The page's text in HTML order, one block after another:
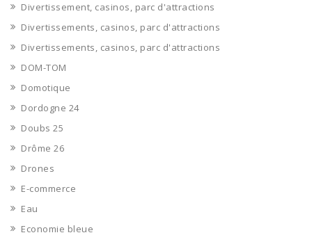
Divertissement, casinos, parc d'attractions
Divertissements, casinos, parc d'attractions
Divertissements, casinos, parc d'attractions
DOM-TOM
Domotique
Dordogne 24
Doubs 25
Drôme 26
Drones
E-commerce
Eau
Economie bleue